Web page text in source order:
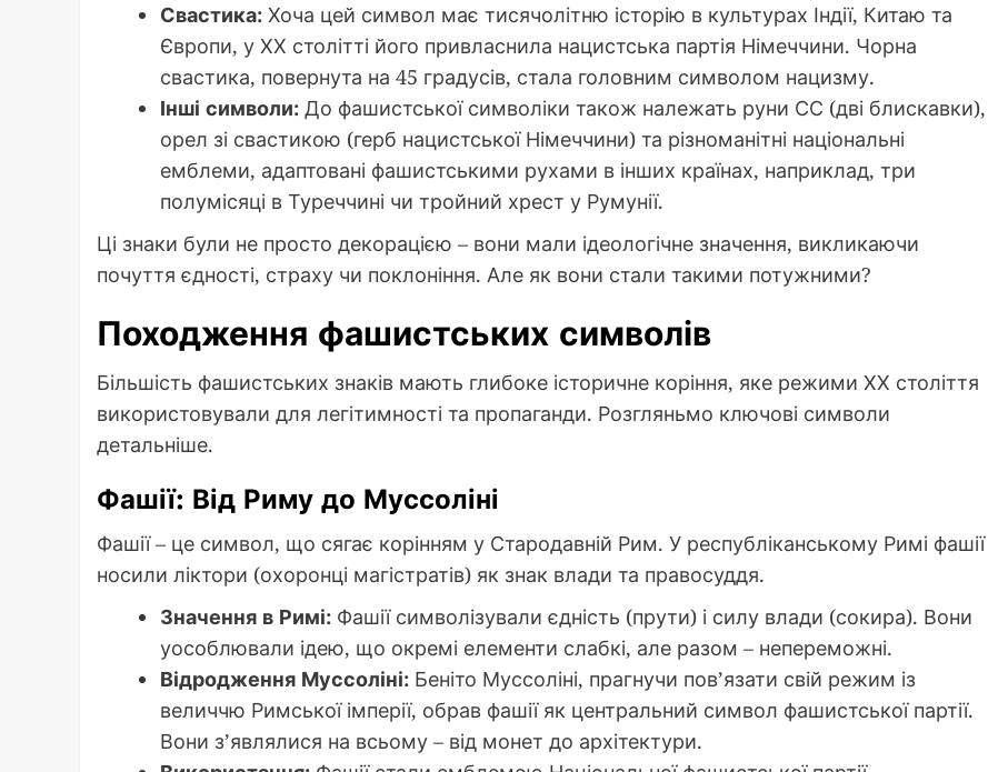
Свастика: Хоча цей символ має тисячолітню історію в культурах Індії, Китаю та
Європи, у ХХ столітті його привласнила нацистська партія Німеччини. Чорна
свастика, повернута на 45 градусів, стала головним символом нацизму.
Інші символи: До фашистської символіки також належать руни СС (дві блискавки),
орел зі свастикою (герб нацистської Німеччини) та різноманітні національні
емблеми, адаптовані фашистськими рухами в інших країнах, наприклад, три
полумісяці в Туреччині чи тройний хрест у Румунії.
Ці знаки були не просто декорацією – вони мали ідеологічне значення, викликаючи
почуття єдності, страху чи поклоніння. Але як вони стали такими потужними?
Походження фашистських символів
Більшість фашистських знаків мають глибоке історичне коріння, яке режими ХХ століття
використовували для легітимності та пропаганди. Розгляньмо ключові символи
детальніше.
Фашії: Від Риму до Муссоліні
Фашії – це символ, що сягає корінням у Стародавній Рим. У республіканському Римі фашії
носили ліктори (охоронці магістратів) як знак влади та правосуддя.
Значення в Римі: Фашії символізували єдність (прути) і силу влади (сокира). Вони
уособлювали ідею, що окремі елементи слабкі, але разом – непереможні.
Відродження Муссоліні: Беніто Муссоліні, прагнучи пов’язати свій режим із
величчю Римської імперії, обрав фашії як центральний символ фашистської партії.
Вони з’являлися на всьому – від монет до архітектури.